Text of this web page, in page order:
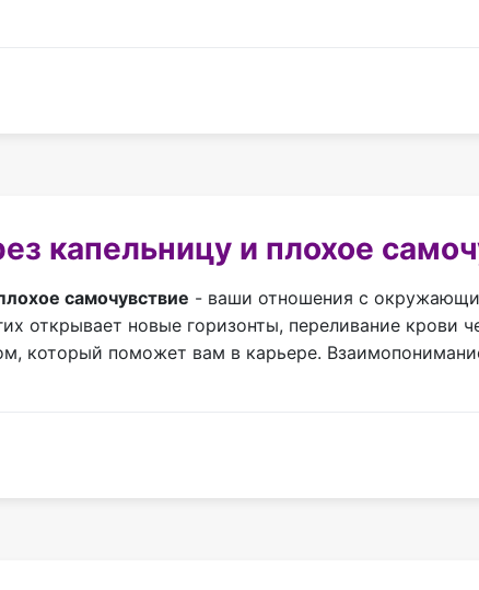
капельницу и плохое
самочувствие - ваши отношения с
открывает новые горизонты, переливание крови
который поможет вам в карьере.